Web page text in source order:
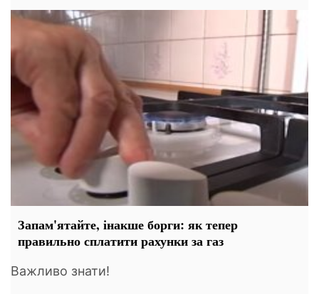
Запам'ятайте, інакше борги: як тепер
правильно сплатити рахунки за газ
Важливо знати!